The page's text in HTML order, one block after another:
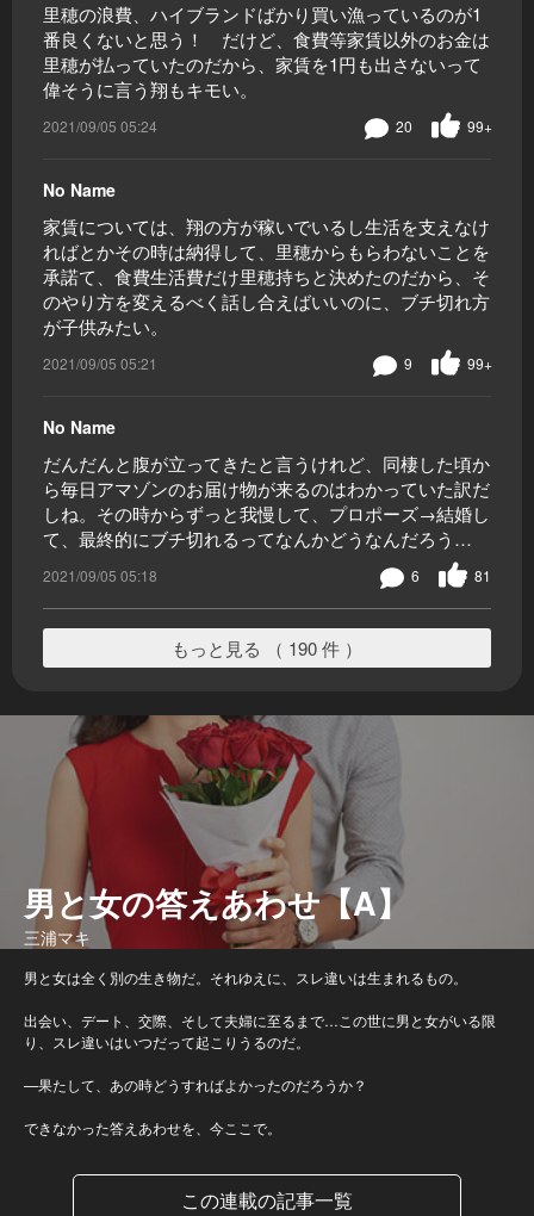
里穂の浪費、ハイブランドばかり買い漁っているのが1
番良くないと思う！ だけど、食費等家賃以外のお金は
里穂が払っていたのだから、家賃を1円も出さないって
偉そうに言う翔もキモい。
2021/09/05 05:24 99+
20
No Name
家賃については、翔の方が稼いでいるし生活を支えなけ
ればとかその時は納得して、里穂からもらわないことを
承諾て、食費生活費だけ里穂持ちと決めたのだから、そ
のやり方を変えるべく話し合えばいいのに、ブチ切れ方
が子供みたい。
2021/09/05 05:21 99+
9
No Name
だんだんと腹が立ってきたと言うけれど、同棲した頃か
ら毎日アマゾンのお届け物が来るのはわかっていた訳だ
しね。その時からずっと我慢して、プロポーズ→結婚し
て、最終的にブチ切れるってなんかどうなんだろう…
2021/09/05 05:18 81
6
もっと見る （ 190 件 ）
男と女の答えあわせ【A】
三浦マキ
男と女は全く別の生き物だ。それゆえに、スレ違いは生まれるもの。
出会い、デート、交際、そして夫婦に至るまで…この世に男と女がいる限
り、スレ違いはいつだって起こりうるのだ。
—果たして、あの時どうすればよかったのだろうか？
できなかった答えあわせを、今ここで。
この連載の記事一覧